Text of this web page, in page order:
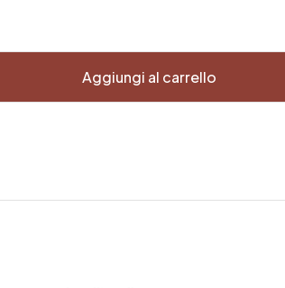
Aggiungi al carrello